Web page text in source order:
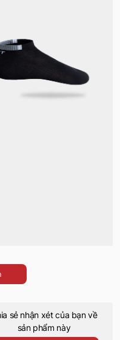
sẻ nhận xét của bạn về
sản phẩm này